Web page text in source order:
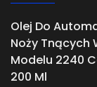
Olej Do
Noży Tnących
Modelu 2240
200 Ml